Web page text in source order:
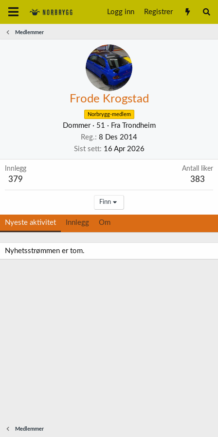
Logg inn Registrer
Medlemmer
Frode Krogstad
Norbrygg-medlem
Dommer · 51 · Fra
Trondheim
Reg. 8 Des 2014
Sist sett
16 Apr 2026
Innlegg
379
Antall liker
383
Finn
Nyeste aktivitet Innlegg Om
Nyhetsstrømmen er tom.
Medlemmer